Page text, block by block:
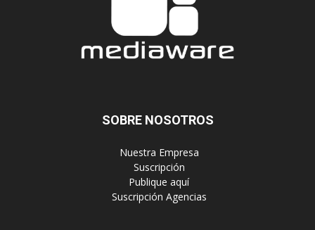
SOBRE NOSOTROS
‎ Nuestra Empresa
‎ Suscripción
‎ Publique aquí
‎ Suscripción Agencias